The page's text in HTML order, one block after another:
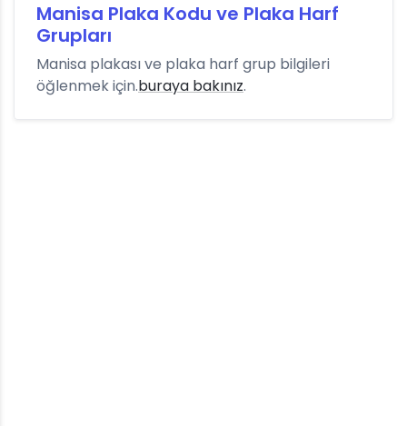
Manisa Plaka Kodu ve Plaka Harf
Grupları
Manisa plakası ve plaka harf grup bilgileri
öğlenmek için.buraya bakınız.